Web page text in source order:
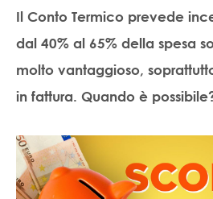
Il Conto Termico prevede
dal 40% al 65% della spesa
molto vantaggioso,
in fattura. Quando è